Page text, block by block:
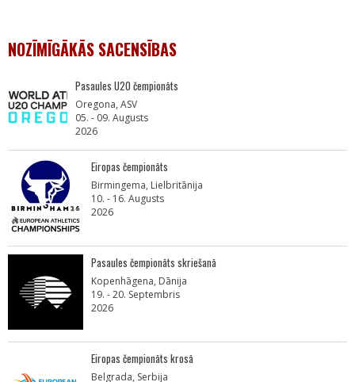
NOZĪMĪGĀKĀS SACENSĪBAS
Pasaules U20 čempionāts
Oregona, ASV
05. - 09. Augusts
2026
Eiropas čempionāts
Birmingema, Lielbritānija
10. - 16. Augusts
2026
Pasaules čempionāts skriešanā
Kopenhāgena, Dānija
19. - 20. Septembris
2026
Eiropas čempionāts krosā
Belgrada, Serbija